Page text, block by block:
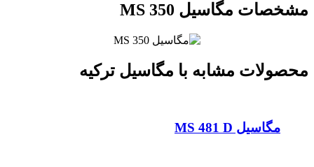
مشخصات مگاسیل MS 350
محصولات مشابه با مگاسیل ترکیه
مگاسیل MS 481 D